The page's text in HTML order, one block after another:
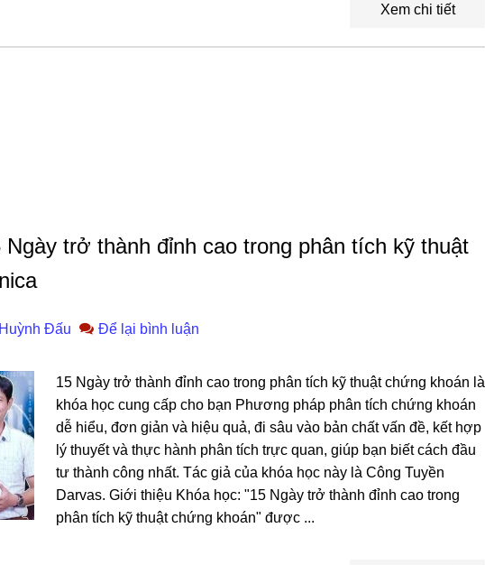
Xem chi tiết
Ngày trở thành đỉnh cao trong phân tích kỹ thuật
Đấu Để lại bình luận
15 Ngày trở thành đỉnh cao trong phân tích kỹ thuật chứng khoán là
khóa học cung cấp cho bạn Phương pháp phân tích chứng khoán
dễ hiểu, đơn giản và hiệu quả, đi sâu vào bản chất vấn đề, kết hợp
lý thuyết và thực hành phân tích trực quan, giúp bạn biết cách đầu
tư thành công nhất. Tác giả của khóa học này là Công Tuyền
Darvas. Giới thiệu Khóa học: "15 Ngày trở thành đỉnh cao trong
phân tích kỹ thuật chứng khoán" được ...